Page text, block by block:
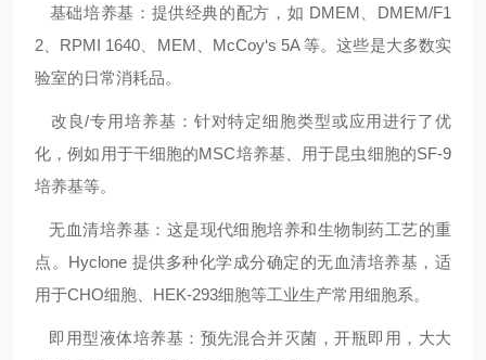
基础培养基：提供经典的配方，如 DMEM
DMEM/F1
2
RPMI 1640 MEM McCoy‘s 5A等。这些是大多数实
验室的日常消耗品。
改良/专用培养基：针对特定细胞类型或应用进行了优
化，例如用于干细胞的MSC培养基、用于昆虫细胞的SF-9
培养基等。
无血清培养基：这是现代细胞培养和生物制药工艺的重
点。 Hyclone 提供多种化学成分确定的无血清培养基，适
用于CHO细胞、 HEK-293细胞等工业生产常用细胞系。
即用型液体培养基：预先混合并灭菌，开瓶即用，大大